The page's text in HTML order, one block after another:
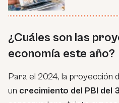
¿Cuáles son las
economía este año?
Para el 2024, la proyección
un crecimiento del PBI del